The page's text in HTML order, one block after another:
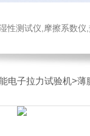
试仪,摩擦系数仪,热封试
电子拉力试验机>薄